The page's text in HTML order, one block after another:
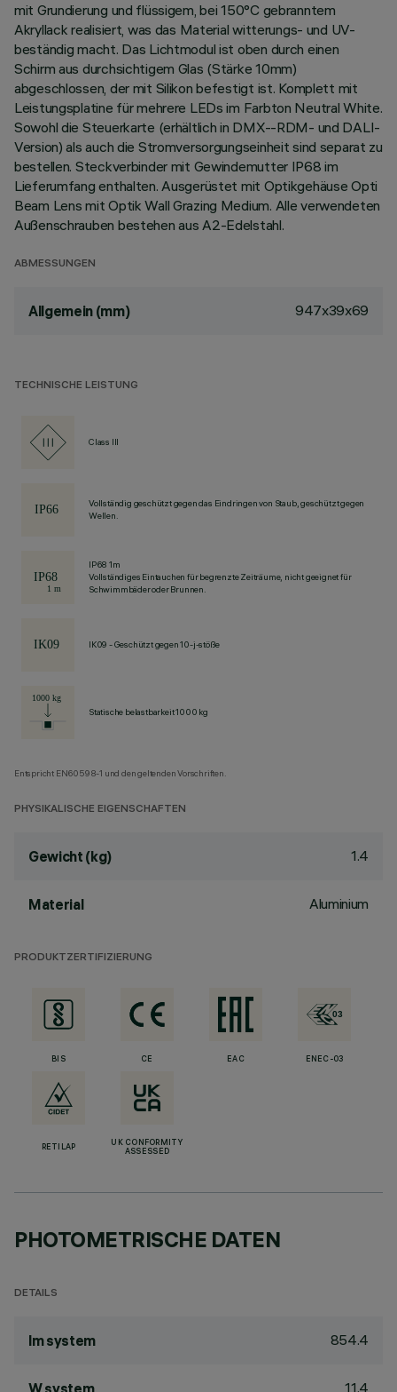
mit Grundierung und flüssigem, bei 150°C gebranntem
Akryllack realisiert, was das Material witterungs- und UV-
beständig macht. Das Lichtmodul ist oben durch einen
Schirm aus durchsichtigem Glas (Stärke 10mm)
abgeschlossen, der mit Silikon befestigt ist. Komplett mit
Leistungsplatine für mehrere LEDs im Farbton Neutral White.
Sowohl die Steuerkarte (erhältlich in DMX--RDM- und DALI-
Version) als auch die Stromversorgungseinheit sind separat zu
bestellen. Steckverbinder mit Gewindemutter IP68 im
Lieferumfang enthalten. Ausgerüstet mit Optikgehäuse Opti
Beam Lens mit Optik Wall Grazing Medium. Alle verwendeten
Außenschrauben bestehen aus A2-Edelstahl.
ABMESSUNGEN
Allgemein (mm) 947x39x69
TECHNISCHE LEISTUNG
Class III
Vollständig geschützt gegen das Eindringen von Staub, geschützt gegen
Wellen.
IP68 1m
Vollständiges Eintauchen für begrenzte Zeiträume, nicht geeignet für
Schwimmbäder oder Brunnen.
IK09 - Geschützt gegen 10-j-stöße
Statische belastbarkeit 1000 kg
Entspricht EN60598-1 und den geltenden Vorschriften.
PHYSIKALISCHE EIGENSCHAFTEN
Gewicht (kg) 1.4
Material Aluminium
PRODUKTZERTIFIZIERUNG
BIS CE EAC ENEC-03
RETILAP
UK CONFORMITY
ASSESSED
PHOTOMETRISCHE DATEN
DETAILS
lm system 854.4
W system 11.4